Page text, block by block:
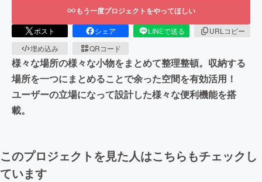
もう一度プロジェクトをやってほしい
ポスト シェア LINEで送る
URLコピー
埋め込み
QRコード
様々な場所の様々な小物をまとめて整理整頓。収納する
場所を一つにまとめることで余った空間を有効活用！
ユーザーの立場になって設計した様々な便利機能を搭
載。
このプロジェクトを見た人はこちらもチェックし
ています